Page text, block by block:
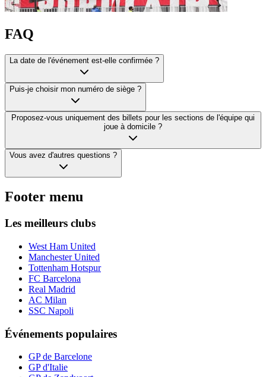
FAQ
La date de l'événement est-elle confirmée ?
Puis-je choisir mon numéro de siège ?
Proposez-vous uniquement des billets pour les sections de l'équipe qui
joue à domicile ?
Vous avez d'autres questions ?
Footer menu
Les meilleurs clubs
West Ham United
Manchester United
Tottenham Hotspur
FC Barcelona
Real Madrid
AC Milan
SSC Napoli
Événements populaires
GP de Barcelone
GP d'Italie